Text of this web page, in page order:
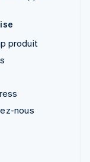
produit
nous